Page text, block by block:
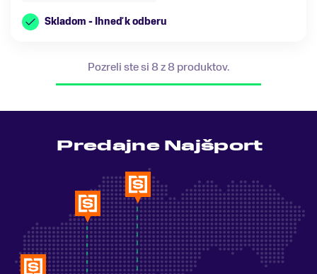
Skladom - Ihneď k odberu
Pozreli ste si 8 z 8 produktov.
Predajne Najšport